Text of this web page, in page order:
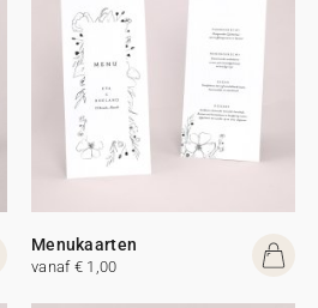
Menukaarten
vanaf € 1,00